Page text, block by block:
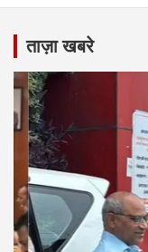
ताज़ा खबरे